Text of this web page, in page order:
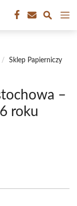
/
Sklep Papierniczy
–
roku